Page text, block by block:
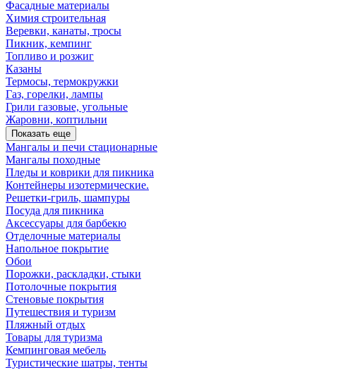
Фасадные материалы
Химия строительная
Веревки, канаты, тросы
Пикник, кемпинг
Топливо и розжиг
Казаны
Термосы, термокружки
Газ, горелки, лампы
Грили газовые, угольные
Жаровни, коптильни
Показать еще
Мангалы и печи стационарные
Мангалы походные
Пледы и коврики для пикника
Контейнеры изотермические.
Решетки-гриль, шампуры
Посуда для пикника
Аксессуары для барбекю
Отделочные материалы
Напольное покрытие
Обои
Порожки, раскладки, стыки
Потолочные покрытия
Стеновые покрытия
Путешествия и туризм
Пляжный отдых
Товары для туризма
Кемпинговая мебель
Туристические шатры, тенты